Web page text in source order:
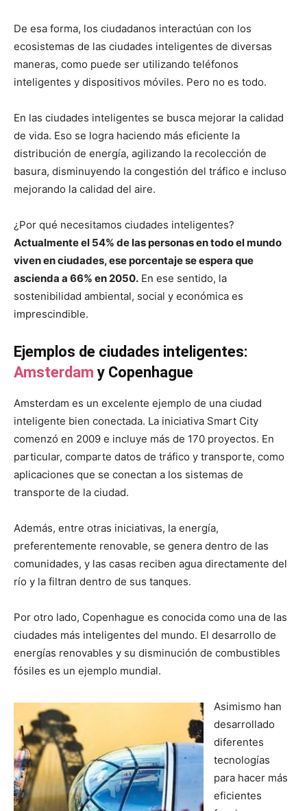
De esa forma, los ciudadanos interactúan con los
ecosistemas de las ciudades inteligentes de diversas
maneras, como puede ser utilizando teléfonos
inteligentes y dispositivos móviles. Pero no es todo.
En las ciudades inteligentes se busca mejorar la calidad
de vida. Eso se logra haciendo más eficiente la
distribución de energía, agilizando la recolección de
basura, disminuyendo la congestión del tráfico e incluso
mejorando la calidad del aire.
¿Por qué necesitamos ciudades inteligentes?
Actualmente el 54% de las personas en todo el mundo
viven en ciudades, ese porcentaje se espera que
ascienda a 66% en 2050. En ese sentido, la
sostenibilidad ambiental, social y económica es
imprescindible.
Ejemplos de ciudades inteligentes:
Amsterdam y Copenhague
Amsterdam es un excelente ejemplo de una ciudad
inteligente bien conectada. La iniciativa Smart City
comenzó en 2009 e incluye más de 170 proyectos. En
particular, comparte datos de tráfico y transporte, como
aplicaciones que se conectan a los sistemas de
transporte de la ciudad.
Además, entre otras iniciativas, la energía,
preferentemente renovable, se genera dentro de las
comunidades, y las casas reciben agua directamente del
río y la filtran dentro de sus tanques.
Por otro lado, Copenhague es conocida como una de las
ciudades más inteligentes del mundo. El desarrollo de
energías renovables y su disminución de combustibles
fósiles es un ejemplo mundial.
Asimismo han
desarrollado
diferentes
tecnologías
para hacer más
eficientes